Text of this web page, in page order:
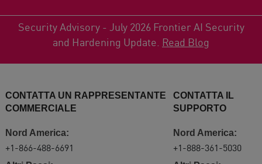
Security Advisory - July 2026 Frontier AI Security
and Hardening Update. Read Blog
CONTATTA UN RAPPRESENTANTE
COMMERCIALE
Nord America:
+1-866-488-6691
CONTATTA IL
SUPPORTO
Nord America:
+1-888-361-5030